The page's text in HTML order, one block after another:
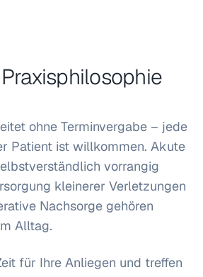
ohne Terminvergabe – jede
Patient ist willkommen. Akute
vorrangig
kleinerer Verletzungen
Nachsorge gehören
Alltag.
für Ihre Anliegen und treffen